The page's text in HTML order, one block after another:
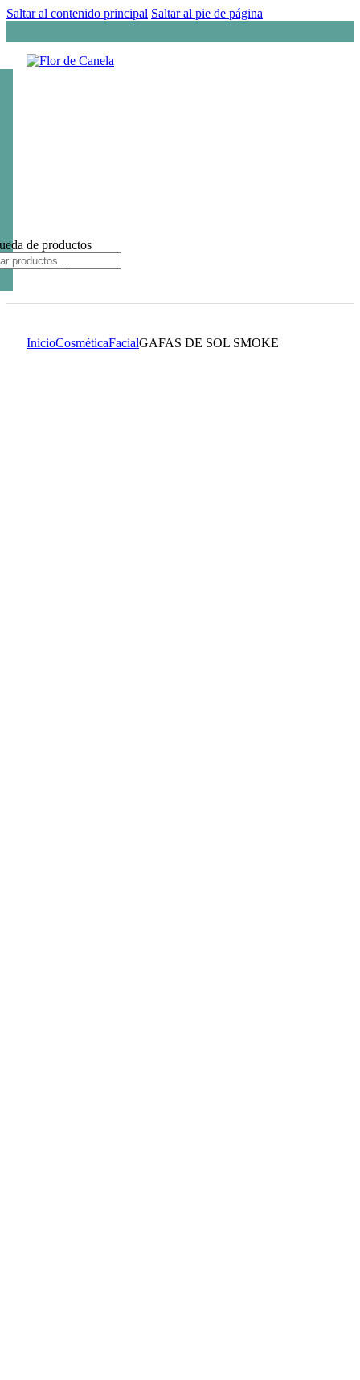
Saltar al contenido principal Saltar al pie de página
de productos
InicioCosméticaFacialGAFAS DE SOL SMOKE